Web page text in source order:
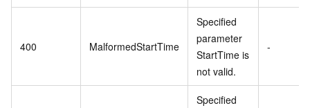
400 MalformedStartTime
Specified
parameter
StartTime is
not valid.
-
Specified